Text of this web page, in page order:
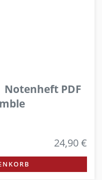
PDF
24,90 €